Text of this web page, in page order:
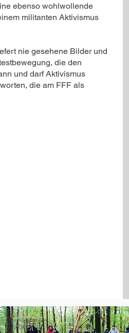
ebenso wohlwollende
militanten Aktivismus
nie gesehene Bilder und
die den
und darf Aktivismus
die am FFF als